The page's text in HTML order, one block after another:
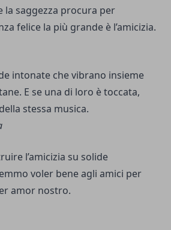
la saggezza procura per
felice la più grande è l’amicizia.
intonate che vibrano insieme
E se una di loro è toccata,
stessa musica.
l’amicizia su solide
voler bene agli amici per
amor nostro.